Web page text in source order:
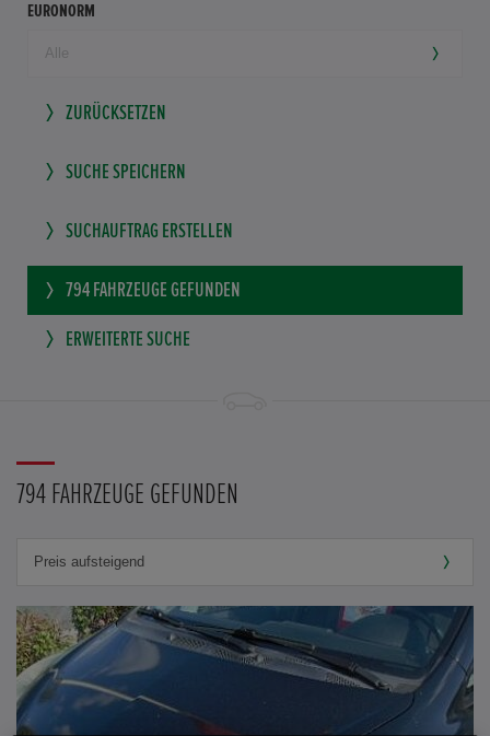
EURONORM
ZURÜCKSETZEN
SUCHE SPEICHERN
SUCHAUFTRAG ERSTELLEN
794 FAHRZEUGE GEFUNDEN
ERWEITERTE SUCHE
794 FAHRZEUGE GEFUNDEN